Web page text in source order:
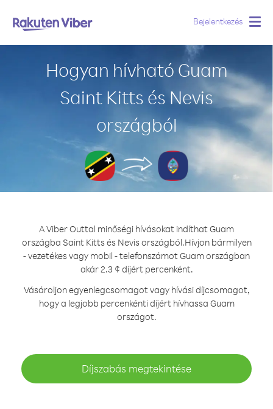
Bejelentkezés
Hogyan hívható Guam
Saint Kitts és Nevis
országból
A Viber Outtal minőségi hívásokat indíthat Guam
országba Saint Kitts és Nevis országból.Hívjon bármilyen
- vezetékes vagy mobil - telefonszámot Guam országban
akár 2.3 ¢ díjért percenként.
Vásároljon egyenlegcsomagot vagy hívási díjcsomagot,
hogy a legjobb percenkénti díjért hívhassa Guam
országot.
Díjszabás megtekintése